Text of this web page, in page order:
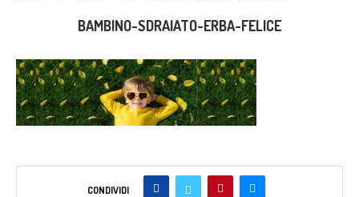
BAMBINO-SDRAIATO-ERBA-FELICE
CONDIVIDI